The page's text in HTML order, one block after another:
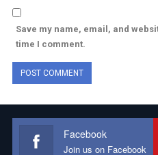
Save my name, email, and
time I comment.
Facebook
Join us on Facebook